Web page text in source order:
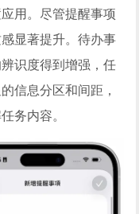
用。尽管提醒事项
显著提升。待办事
识度得到增强，任
信息分区和间距，
务内容。